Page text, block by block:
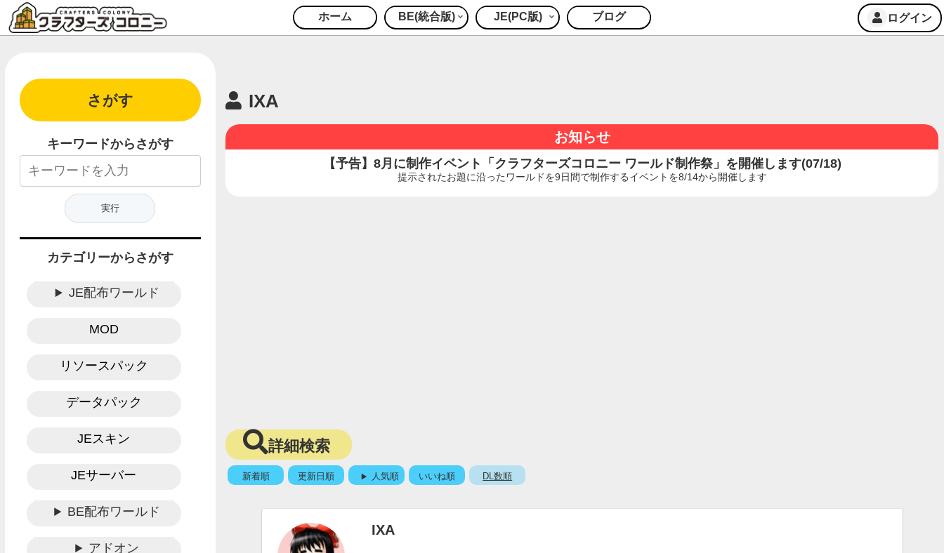
ホーム BE(統合版) JE(PC版) ブログ ログイン
IXA
お知らせ
【予告】8月に制作イベント「クラフターズコロニー ワールド制作祭」を開催します(07/18)
提示されたお題に沿ったワールドを9日間で制作するイベントを8/14から開催します
詳細検索
新着順 更新日順 人気順 いいね順 DL数順
IXA
さがす
キーワードからさがす
カテゴリーからさがす
JE配布ワールド
MOD
リソースパック
データパック
JEスキン
JEサーバー
BE配布ワールド
アドオン